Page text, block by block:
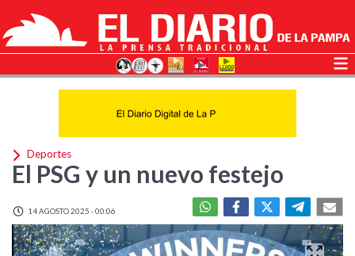
Deportes
El PSG y un nuevo festejo
14 AGOSTO 2025 - 00:06